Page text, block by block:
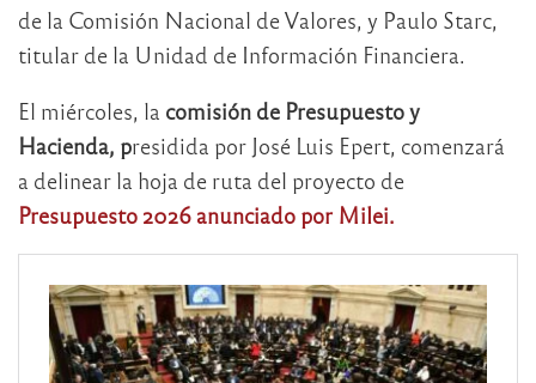
de la Comisión Nacional de Valores, y Paulo Starc,
titular de la Unidad de Información Financiera.
El miércoles, la comisión de Presupuesto y
Hacienda, presidida por José Luis Epert, comenzará
a delinear la hoja de ruta del proyecto de
Presupuesto 2026 anunciado por Milei.